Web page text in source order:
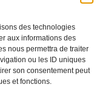
des technologies
aux informations des
nous permettra de traiter
ou les ID uniques
son consentement peut
et fonctions.